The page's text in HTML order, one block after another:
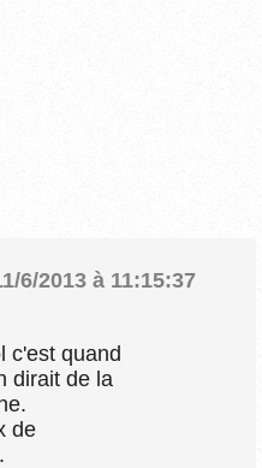
6/2013 à 11:15:37
c'est quand
dirait de la
de